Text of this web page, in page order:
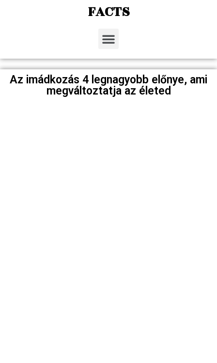
FACTS
Az imádkozás 4 legnagyobb előnye, ami
megváltoztatja az életed